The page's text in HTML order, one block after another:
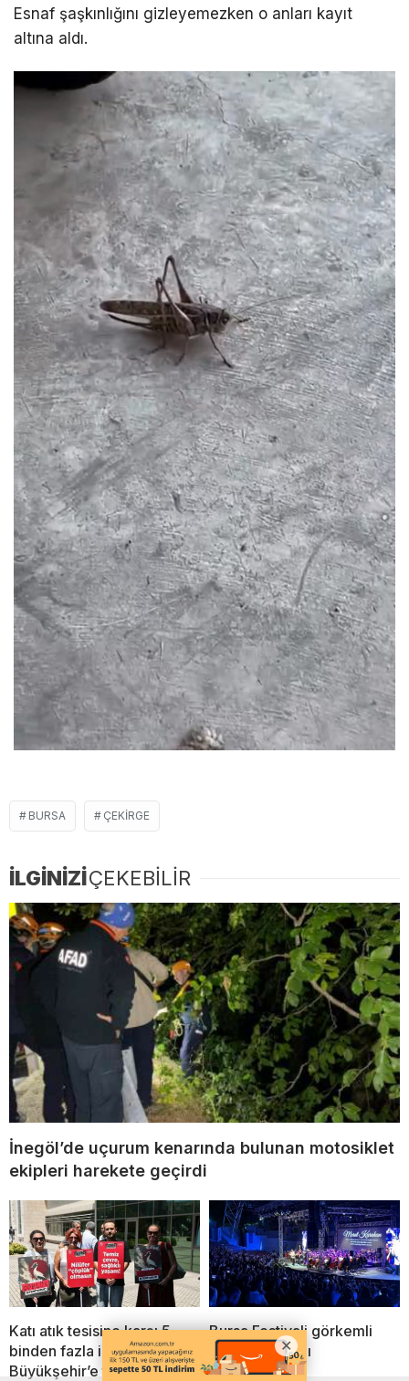
Esnaf şaşkınlığını gizleyemezken o anları kayıt
altına aldı.
BURSA ÇEKIRGE
İLGİNİZİÇEKEBİLİR
İnegöl’de uçurum kenarında bulunan motosiklet
ekipleri harekete geçirdi
Katı atık tesisine karşı 5
binden fazla imza Bursa
Büyükşehir’e teslim edildi
Bursa Festivali görkemli
açılışla başladı